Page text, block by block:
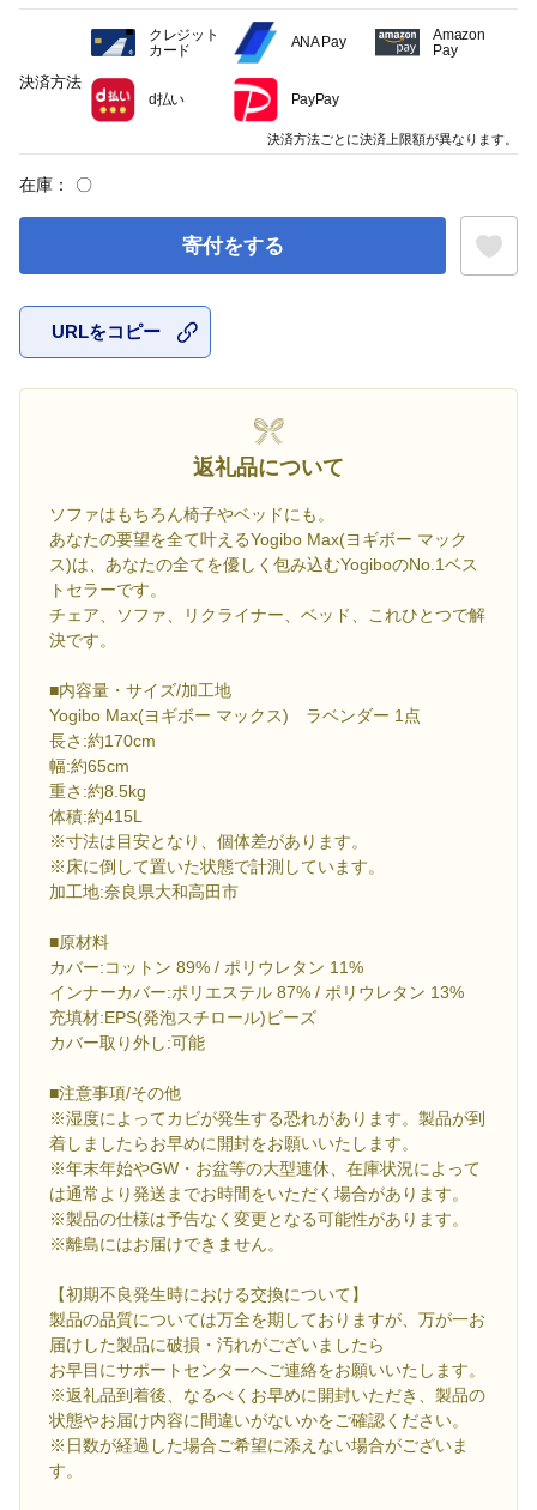
在庫： 〇
寄付をする
URLをコピー
返礼品について
ソファはもちろん椅子やベッドにも。
あなたの要望を全て叶えるYogibo Max(ヨギボー マック
ス)は、あなたの全てを優しく包み込むYogiboのNo.1ベス
トセラーです。
チェア、ソファ、リクライナー、ベッド、これひとつで解
決です。
■内容量・サイズ/加工地
Yogibo Max(ヨギボー マックス) ラベンダー 1点
長さ:約170cm
幅:約65cm
重さ:約8.5kg
体積:約415L
※寸法は目安となり、個体差があります。
※床に倒して置いた状態で計測しています。
加工地:奈良県大和高田市
■原材料
カバー:コットン 89% / ポリウレタン 11%
インナーカバー:ポリエステル 87% / ポリウレタン 13%
充填材:EPS(発泡スチロール)ビーズ
カバー取り外し:可能
■注意事項/その他
※湿度によってカビが発生する恐れがあります。製品が到
着しましたらお早めに開封をお願いいたします。
※年末年始やGW・お盆等の大型連休、在庫状況によって
は通常より発送までお時間をいただく場合があります。
※製品の仕様は予告なく変更となる可能性があります。
※離島にはお届けできません。
【初期不良発生時における交換について】
製品の品質については万全を期しておりますが、万が一お
届けした製品に破損・汚れがございましたら
お早目にサポートセンターへご連絡をお願いいたします。
※返礼品到着後、なるべくお早めに開封いただき、製品の
状態やお届け内容に間違いがないかをご確認ください。
※日数が経過した場合ご希望に添えない場合がございま
す。
決済方法
クレジット
カード
ANA Pay
Amazon
Pay
d払い PayPay
決済方法ごとに決済上限額が異なります。